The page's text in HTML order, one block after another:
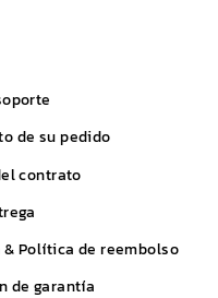
de su pedido
contrato
& Política de reembolso
de garantía